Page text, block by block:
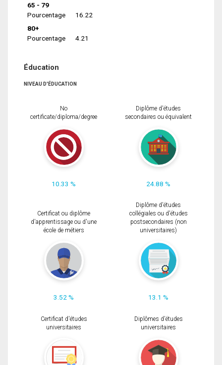
65 - 79
Pourcentage
16.22
80+
Pourcentage
4.21
Éducation
NIVEAU D'ÉDUCATION
No
certificate/diploma/degree
10.33 %
Diplôme d'études
secondaires ou équivalent
24.88 %
Certificat ou diplôme
d'apprentissage ou d'une
école de métiers
3.52 %
Diplôme d'études
collégiales ou d'études
postsecondaires (non
universitaires)
13.1 %
Certificat d'études
universitaires
Diplômes d'études
universitaires